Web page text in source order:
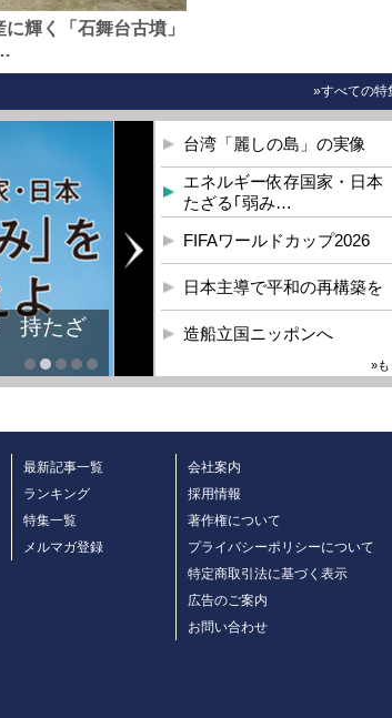
輝く「石舞台古墳」
»すべての特
持たざ
台湾「麗しの島」の実像
エネルギー依存国家・日
たざる｢弱み…
FIFAワールドカップ2026
日本主導で平和の再構築を
造船立国ニッポンへ
»も
最新記事一覧
ランキング
特集一覧
メルマガ登録
会社案内
採用情報
著作権について
プライバシーポリシーについて
特定商取引法に基づく表示
広告のご案内
お問い合わせ